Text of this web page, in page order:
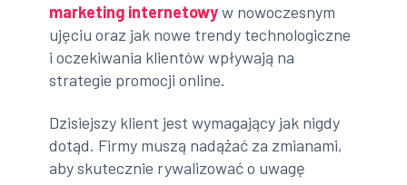
marketing internetowy w nowoczesnym
ujęciu oraz jak nowe trendy technologiczne
i oczekiwania klientów wpływają na
strategie promocji online.
Dzisiejszy klient jest wymagający jak nigdy
dotąd. Firmy muszą nadążać za zmianami,
aby skutecznie rywalizować o uwagę